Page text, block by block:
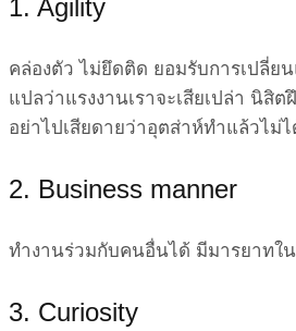
1. Agility
คล่องตัว ไม่ยึดติด ยอมรับการเปลี่ย
แปลว่าแรงงานเราจะเสียเปล่า นิสิต
อย่าไปเสียดายว่าอุตส่าห์ทำแล้วไม่
2. Business manner
ทำงานร่วมกับคนอื่นได้ มีมารยาทใ
3. Curiosity